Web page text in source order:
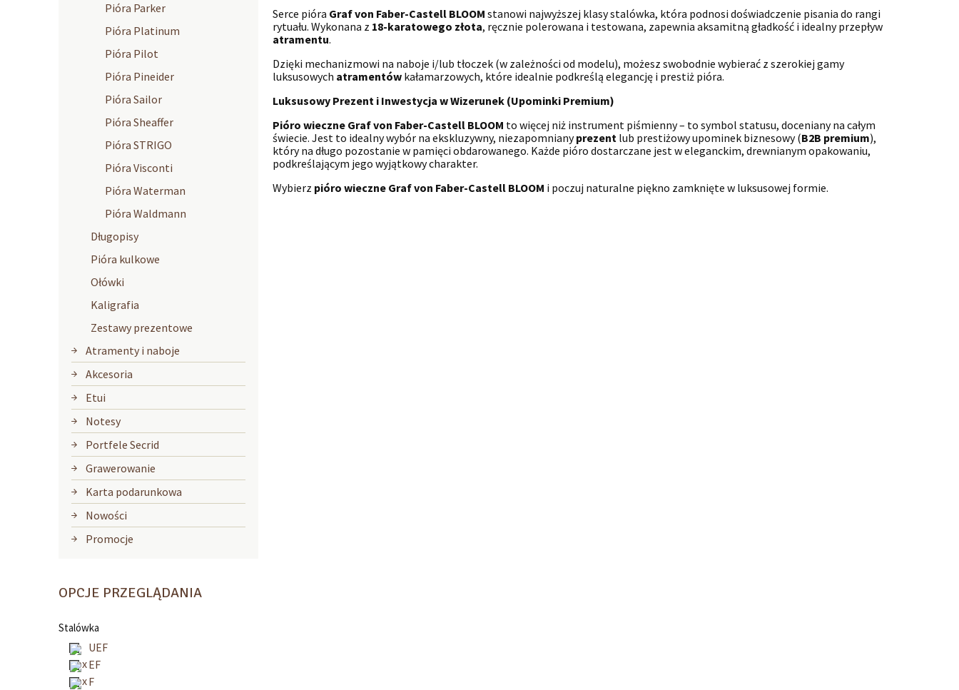
Pióra Parker
Pióra Platinum
Pióra Pilot
Pióra Pineider
Pióra Sailor
Pióra Sheaffer
Pióra STRIGO
Pióra Visconti
Pióra Waterman
Pióra Waldmann
Długopisy
Pióra kulkowe
Ołówki
Kaligrafia
Zestawy prezentowe
Atramenty i naboje
Akcesoria
Etui
Notesy
Portfele Secrid
Grawerowanie
Karta podarunkowa
Nowości
Promocje
OPCJE PRZEGLĄDANIA
Stalówka
UEF
EF
F
Serce pióra Graf von Faber-Castell BLOOM stanowi najwyższej klasy stalówka, która podnosi doświadczenie pisania do rangi
rytuału. Wykonana z 18-karatowego złota, ręcznie polerowana i testowana, zapewnia aksamitną gładkość i idealny przepływ
atramentu.
Dzięki mechanizmowi na naboje i/lub tłoczek (w zależności od modelu), możesz swobodnie wybierać z szerokiej gamy
luksusowych atramentów kałamarzowych, które idealnie podkreślą elegancję i prestiż pióra.
Luksusowy Prezent i Inwestycja w Wizerunek (Upominki Premium)
Pióro wieczne Graf von Faber-Castell BLOOM to więcej niż instrument piśmienny – to symbol statusu, doceniany na całym
świecie. Jest to idealny wybór na ekskluzywny, niezapomnianyprezent lub prestiżowy upominek biznesowy (B2B premium),
który na długo pozostanie w pamięci obdarowanego. Każde pióro dostarczane jest w eleganckim, drewnianym opakowaniu,
podkreślającym jego wyjątkowy charakter.
Wybierz pióro wieczne Graf von Faber-Castell BLOOM i poczuj naturalne piękno zamknięte w luksusowej formie.